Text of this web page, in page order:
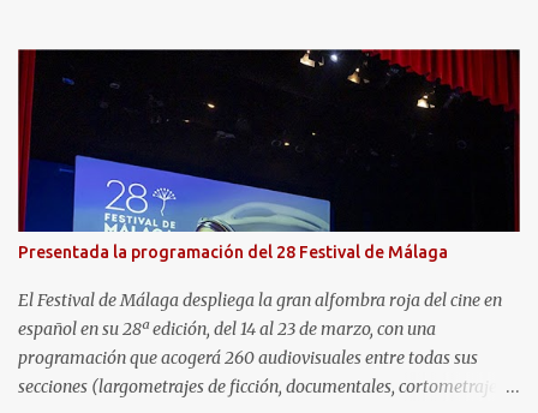
San Telmo. Como colofón del trabajo, el viernes día 20 de octubre,
se inaugurará una exposición pop-up donde se expondrán los
trabajos realizados durante el periodo de investigación y
producción del proyecto Corpi Estranei (Cuerpos extraños) con
vídeos, dibujos y objetos. Cesare Viel (1964, Turín, Italia) es artista
visual, ha realizado exposiciones en Italia y en el extranjero desde
finales de los 80, en galerías de arte, museos y fundaciones.
Actualmente vive y trabaja en Génova, donde enseña en la
Accademia Ligustica di Belle Arti, las materias de Tecniche
performative per le Arti vis...
Presentada la programación del 28 Festival de Málaga
El Festival de Málaga despliega la gran alfombra roja del cine en
español en su 28ª edición, del 14 al 23 de marzo, con una
programación que acogerá 260 audiovisuales entre todas sus
secciones (largometrajes de ficción, documentales, cortometrajes,